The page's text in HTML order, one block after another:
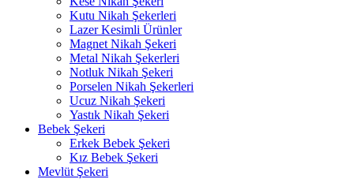
Kutu Nikah Şekerleri
Lazer Kesimli Ürünler
Magnet Nikah Şekeri
Metal Nikah Şekerleri
Notluk Nikah Şekeri
Porselen Nikah Şekerleri
Ucuz Nikah Şekeri
Yastık Nikah Şekeri
Bebek Şekeri
Erkek Bebek Şekeri
Kız Bebek Şekeri
Mevlüt Şekeri